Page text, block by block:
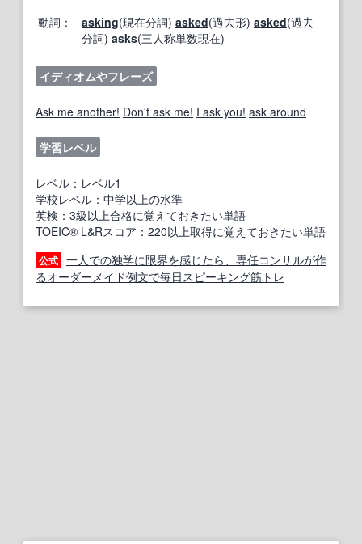
動詞： asking(現在分詞) asked(過去形) asked(過去
分詞) asks(三人称単数現在)
イディオムやフレーズ
Ask me another! Don't ask me! I ask you! ask around
学習レベル
レベル：レベル1
学校レベル：中学以上の水準
英検：3級以上合格に覚えておきたい単語
TOEIC® L&Rスコア：220以上取得に覚えておきたい単語
公式 一人での独学に限界を感じたら、専任コンサルが作
るオーダーメイド例文で毎日スピーキング筋トレ